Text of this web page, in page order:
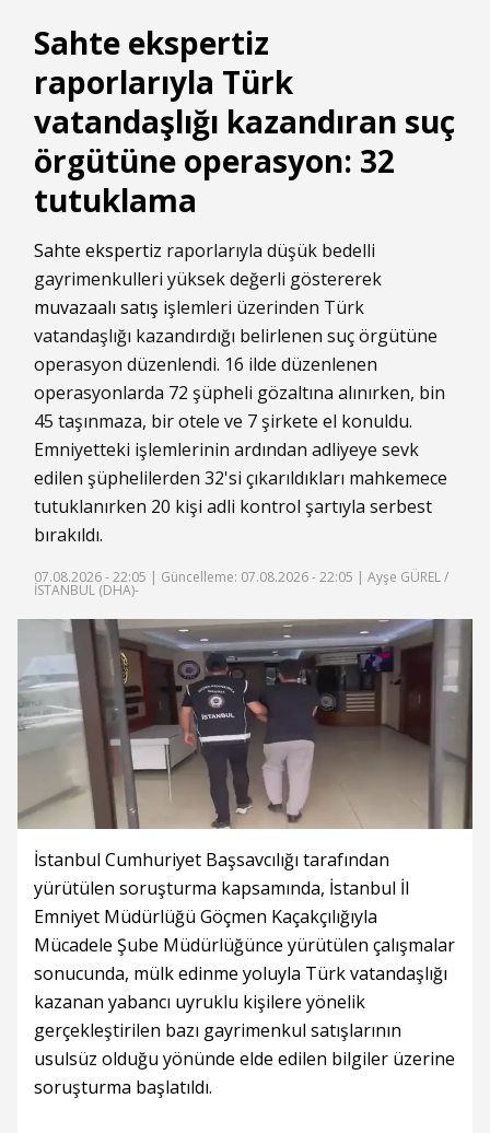
Sahte ekspertiz
raporlarıyla Türk
vatandaşlığı kazandıran suç
örgütüne operasyon: 32
tutuklama
Sahte ekspertiz raporlarıyla düşük bedelli
gayrimenkulleri yüksek değerli göstererek
muvazaalı satış işlemleri üzerinden Türk
vatandaşlığı kazandırdığı belirlenen suç örgütüne
operasyon düzenlendi. 16 ilde düzenlenen
operasyonlarda 72 şüpheli gözaltına alınırken, bin
45 taşınmaza, bir otele ve 7 şirkete el konuldu.
Emniyetteki işlemlerinin ardından adliyeye sevk
edilen şüphelilerden 32'si çıkarıldıkları mahkemece
tutuklanırken 20 kişi adli kontrol şartıyla serbest
bırakıldı.
07.08.2026 - 22:05 | Güncelleme: 07.08.2026 - 22:05 | Ayşe GÜREL /
İSTANBUL (DHA)-
İstanbul Cumhuriyet Başsavcılığı tarafından
yürütülen soruşturma kapsamında, İstanbul İl
Emniyet Müdürlüğü Göçmen Kaçakçılığıyla
Mücadele Şube Müdürlüğünce yürütülen çalışmalar
sonucunda, mülk edinme yoluyla Türk vatandaşlığı
kazanan yabancı uyruklu kişilere yönelik
gerçekleştirilen bazı gayrimenkul satışlarının
usulsüz olduğu yönünde elde edilen bilgiler üzerine
soruşturma başlatıldı.